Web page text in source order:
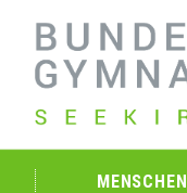
MENSCHEN